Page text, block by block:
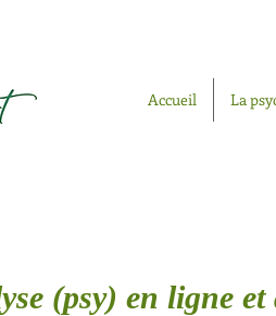
Accueil La
(psy) en ligne et